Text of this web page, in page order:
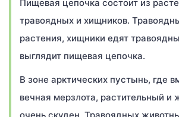
Пищевая цепочка состоит из
травоядных и хищников.
растения, хищники едят
выглядит пищевая цепочка.
В зоне арктических пустынь, где
вечная мерзлота, растительный и